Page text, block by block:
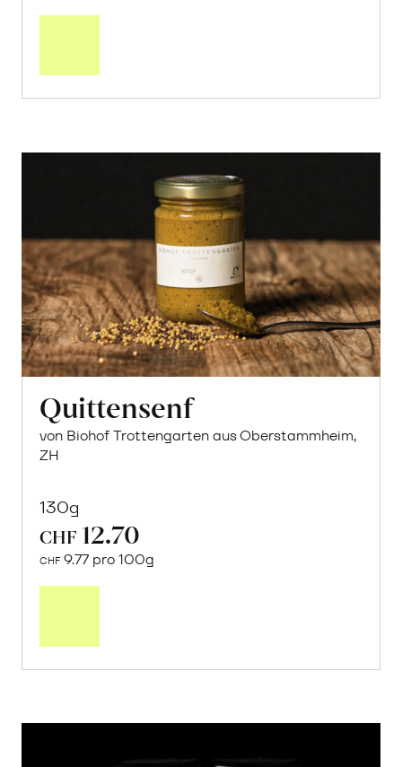
Quittensenf
von Biohof Trottengarten aus Oberstammheim,
ZH
130g
CHF 12.70
CHF 9.77 pro 100g